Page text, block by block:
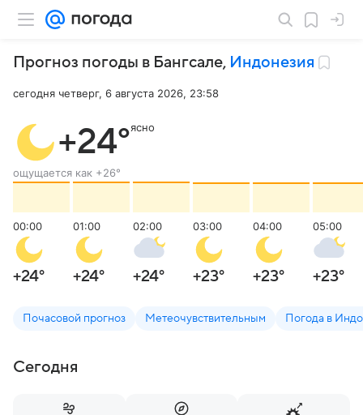
Прогноз погоды в Бангсале, Индонезия
сегодня четверг, 6 августа 2026, 23:58
+24°
ощущается как +26°
ясно
00:00
+24°
01:00
+24°
02:00
+24°
03:00
+23°
04:00
+23°
05:00
+23°
Почасовой прогноз Метеочувствительным Погода в
Сегодня